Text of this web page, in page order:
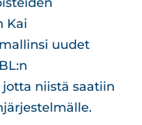
Kai
uudet
niistä saatiin